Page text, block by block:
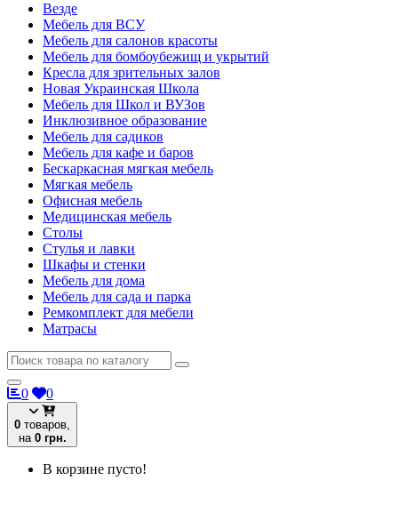
Везде
Мебель для ВСУ
Мебель для салонов красоты
Мебель для бомбоубежищ и укрытий
Кресла для зрительных залов
Новая Украинская Школа
Мебель для Школ и ВУЗов
Инклюзивное образование
Мебель для садиков
Мебель для кафе и баров
Бескаркасная мягкая мебель
Мягкая мебель
Офисная мебель
Медицинская мебель
Столы
Стулья и лавки
Шкафы и стенки
Мебель для дома
Мебель для сада и парка
Ремкомплект для мебели
Матрасы
0 0
0 товаров,
на 0 грн.
В корзине пусто!